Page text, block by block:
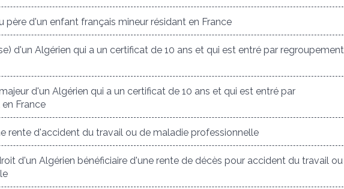
père d'un enfant français mineur résidant en France
d'un Algérien qui a un certificat de 10 ans et qui est entré par regroupement
d'un Algérien qui a un certificat de 10 ans et qui est entré par
France
rente d'accident du travail ou de maladie professionnelle
d'un Algérien bénéficiaire d'une rente de décès pour accident du travail ou